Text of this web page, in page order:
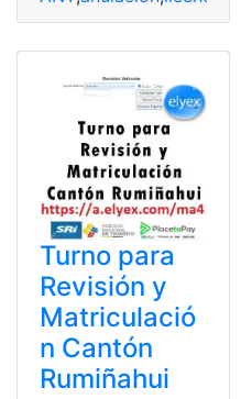
Turno para
Revisión y
Matriculació
n Cantón
Rumiñahui